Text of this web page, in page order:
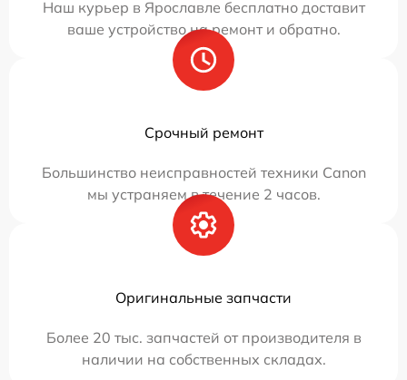
Наш курьер в Ярославле бесплатно доставит
ваше устройство на ремонт и обратно.
Срочный ремонт
Большинство неисправностей техники Canon
мы устраняем в течение 2 часов.
Оригинальные запчасти
Более 20 тыс. запчастей от производителя в
наличии на собственных складах.